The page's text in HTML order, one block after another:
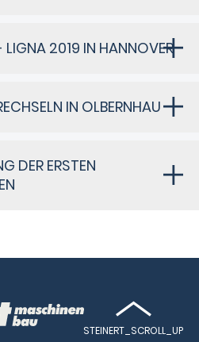
2019 IN HANNOVER
IN OLBERNHAU
DER ERSTEN
STEINERT_SCROLL_UP